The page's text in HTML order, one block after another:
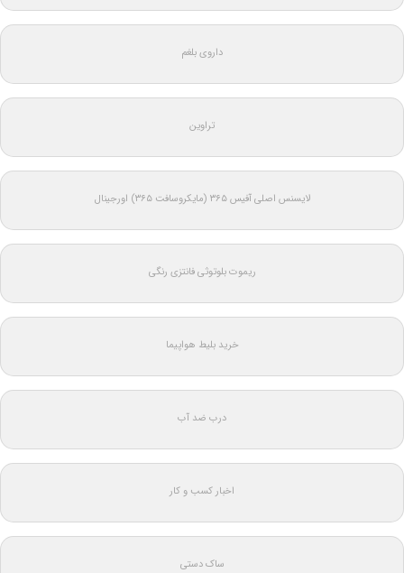
داروی بلغم
تراوین
لایسنس اصلی آفیس ۳۶۵ (مایکروسافت ۳۶۵) اورجینال
ریموت بلوتوثی فانتزی رنگی
خرید بلیط هواپیما
درب ضد آب
اخبار کسب و کار
ساک دستی